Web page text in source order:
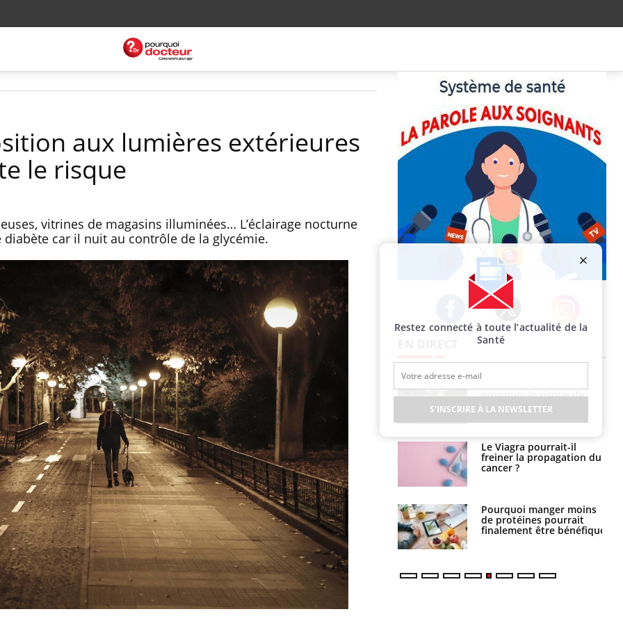
aux lumières extérieures
le risque
vitrines de magasins illuminées… L’éclairage nocturne
car il nuit au contrôle de la glycémie.
Facebook Twitter Instagram
Chikungunya, dengue,
West Nile : que se passe-
t-il dans le sud de la
France ?
Les médicaments GLP-1
protègent-ils aussi les os
?
Cytomégalovirus : ce qui
change dans la prise en
charge des femmes
enceintes
La sieste empêche-t-elle
de dormir la nuit ?
VIH : la fin du comprimé
tous les jours se profile-t-
elle enfin ?
Pourquoi votre ventre
gâche-t-il les premiers
jours de vos vacances ?
pourquoi le risque de
noyade grimpe-t-il ?
Le Viagra pourrait-il
freiner la propagation du
cancer ?
Pourquoi manger moins
de protéines pourrait
finalement être bénéfique
Restez connecté à toute l’actualité de la
Santé
S'INSCRIRE À LA NEWSLETTER